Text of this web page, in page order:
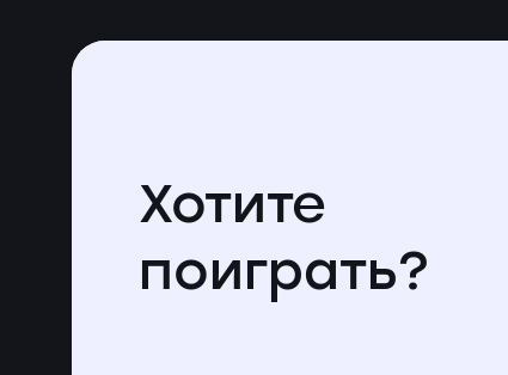
Хотите
поиграть?